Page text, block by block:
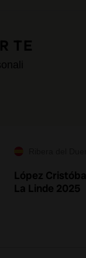
TE
López
La Linde 2025